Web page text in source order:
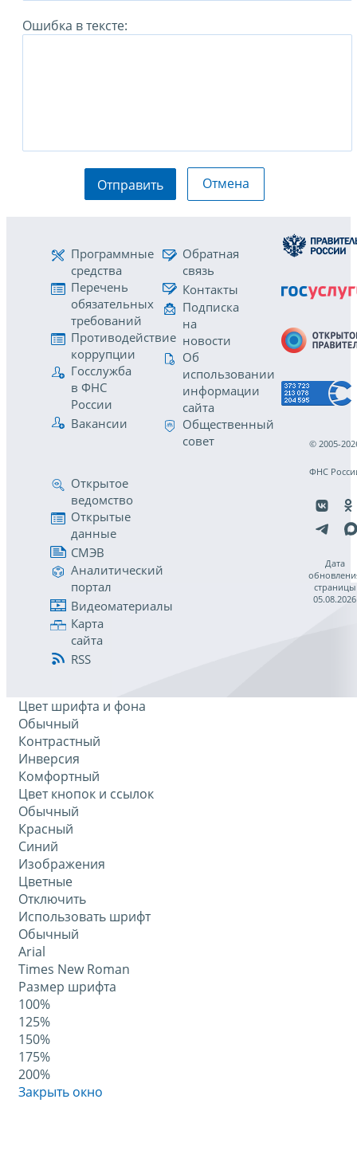
Ошибка в тексте:
Отправить Отмена
Программные
средства
Перечень
обязательных
требований
Противодействие
коррупции
Госслужба
в ФНС
России
Вакансии
Обратная
связь
Контакты
Подписка
на
новости
Об
использовании
информации
сайта
Общественный
совет
Открытое
ведомство
Открытые
данные
СМЭВ
Аналитический
портал
Видеоматериалы
Карта
сайта
RSS
© 2005-
ФНС
Дата
страницы
05.08.2026
Цвет шрифта и фона
Обычный
Контрастный
Инверсия
Комфортный
Цвет кнопок и ссылок
Обычный
Красный
Синий
Изображения
Цветные
Отключить
Использовать шрифт
Обычный
Arial
Times New Roman
Размер шрифта
100%
125%
150%
175%
200%
Закрыть окно